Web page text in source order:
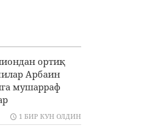
ортиқ
Арбаин
мушарраф
1 БИР КУН ОЛДИН